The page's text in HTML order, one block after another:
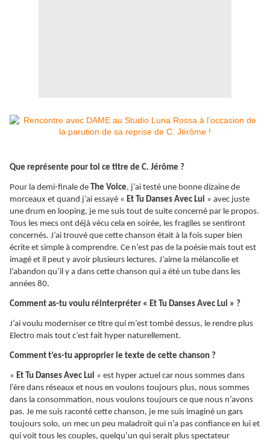
Que représente pour toi ce titre de C. Jérôme ?
Pour la demi-finale de The Voice, j’ai testé une bonne dizaine de
morceaux et quand j’ai essayé « Et Tu Danses Avec Lui » avec juste
une drum en looping, je me suis tout de suite concerné par le propos.
Tous les mecs ont déjà vécu cela en soirée, les fragiles se sentiront
concernés. J’ai trouvé que cette chanson était à la fois super bien
écrite et simple à comprendre. Ce n’est pas de la poésie mais tout est
imagé et il peut y avoir plusieurs lectures. J’aime la mélancolie et
l’abandon qu’il y a dans cette chanson qui a été un tube dans les
années 80.
Comment as-tu voulu réinterpréter « Et Tu Danses Avec Lui » ?
J’ai voulu moderniser ce titre qui m’est tombé dessus, le rendre plus
Electro mais tout c’est fait hyper naturellement.
Comment t’es-tu approprier le texte de cette chanson ?
« Et Tu Danses Avec Lui » est hyper actuel car nous sommes dans
l’ère dans réseaux et nous en voulons toujours plus, nous sommes
dans la consommation, nous voulons toujours ce que nous n’avons
pas. Je me suis raconté cette chanson, je me suis imaginé un gars
toujours solo, un mec un peu maladroit qui n’a pas confiance en lui et
qui voit tous les couples, quelqu’un qui serait plus spectateur